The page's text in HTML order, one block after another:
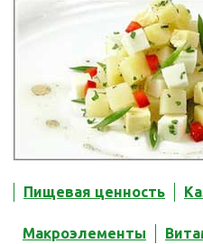
Пищевая ценность
Макроэлементы